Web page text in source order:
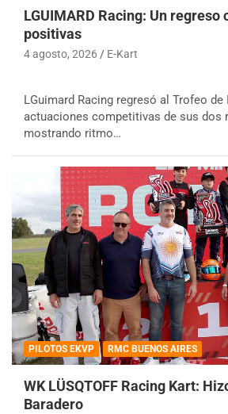
LGUIMARD Racing: Un regreso
positivas
4 agosto, 2026 E-Kart
LGuimard Racing regresó al Trofeo
actuaciones competitivas de sus dos
mostrando ritmo…
PILOTOS EKVP RMC BUENOS AIRES
WK LÜSQTOFF Racing Kart:
Baradero